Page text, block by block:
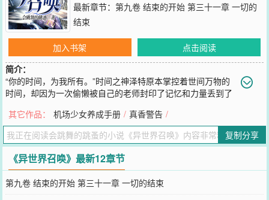
最新章节： 第九卷 结束的开始 第三十一章 一切的
结束
加入书架
点击阅读
简介：
“你的时间，为我所有。”时间之神泽特原本掌控着世间万物的
时间，却因为一次偷懒被自己的老师封印了记忆和力量丢到了
特忍不住念了一句诗：“苟……”
您要是觉得《异世界召唤》还不错的话请不要忘记向您QQ群和微博微
信里的朋友推荐哦！
其它作品： 机场少女养成手册 / 真香警告 /
复制分享
《异世界召唤》最新12章节
第九卷 结束的开始 第三十一章 一切的结束